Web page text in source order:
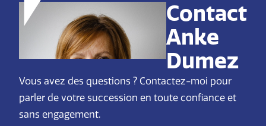
Contact
Anke
Dumez
Vous avez des questions ? Contactez-moi pour
parler de votre succession en toute confiance et
sans engagement.